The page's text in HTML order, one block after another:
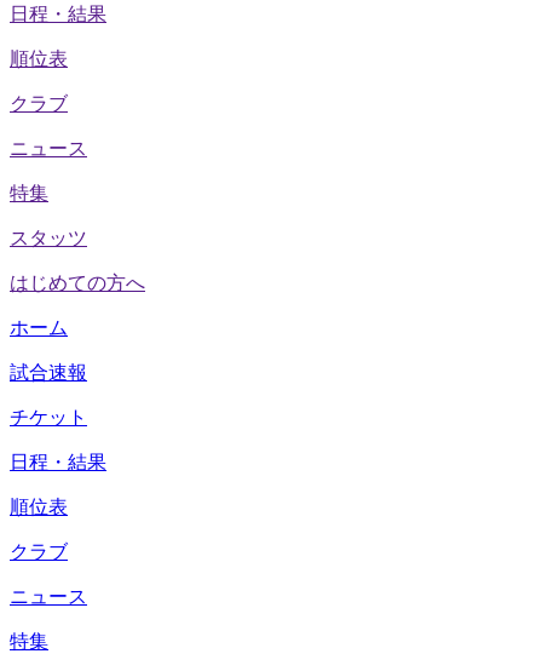
日程・結果
順位表
クラブ
ニュース
特集
スタッツ
はじめての方へ
ホーム
試合速報
チケット
日程・結果
順位表
クラブ
ニュース
特集